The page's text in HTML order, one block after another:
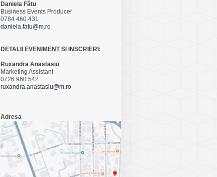
Daniela Fătu
Business Events Producer
0784 460.431
daniela.fatu@m.ro
DETALII EVENIMENT SI INSCRIERI:
Ruxandra Anastasiu
Marketing Assistant
0726.960.542
ruxandra.anastasiu@m.ro
Adresa